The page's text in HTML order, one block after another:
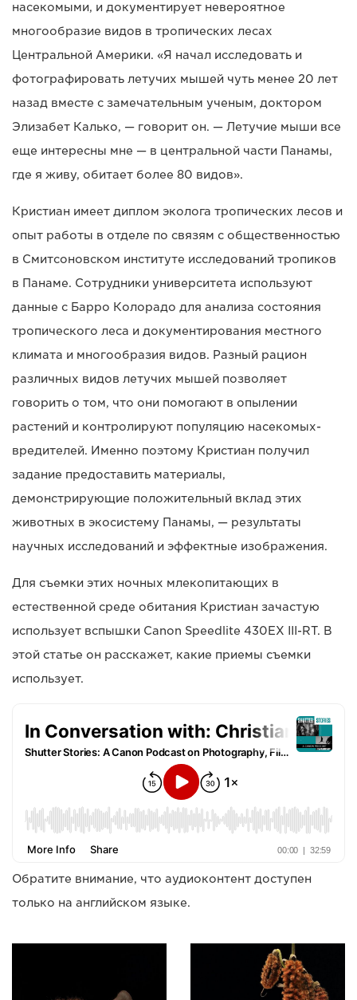
насекомыми, и документирует невероятное
многообразие видов в тропических лесах
Центральной Америки. «Я начал исследовать и
фотографировать летучих мышей чуть менее 20 лет
назад вместе с замечательным ученым, доктором
Элизабет Калько, — говорит он. — Летучие мыши все
еще интересны мне — в центральной части Панамы,
где я живу, обитает более 80 видов».
Кристиан имеет диплом эколога тропических лесов и
опыт работы в отделе по связям с общественностью
в Смитсоновском институте исследований тропиков
в Панаме. Сотрудники университета используют
данные с Барро Колорадо для анализа состояния
тропического леса и документирования местного
климата и многообразия видов. Разный рацион
различных видов летучих мышей позволяет
говорить о том, что они помогают в опылении
растений и контролируют популяцию насекомых-
вредителей. Именно поэтому Кристиан получил
задание предоставить материалы,
демонстрирующие положительный вклад этих
животных в экосистему Панамы, — результаты
научных исследований и эффектные изображения.
Для съемки этих ночных млекопитающих в
естественной среде обитания Кристиан зачастую
использует вспышки Canon Speedlite 430EX III-RT. В
этой статье он расскажет, какие приемы съемки
использует.
Обратите внимание, что аудиоконтент доступен
только на английском языке.